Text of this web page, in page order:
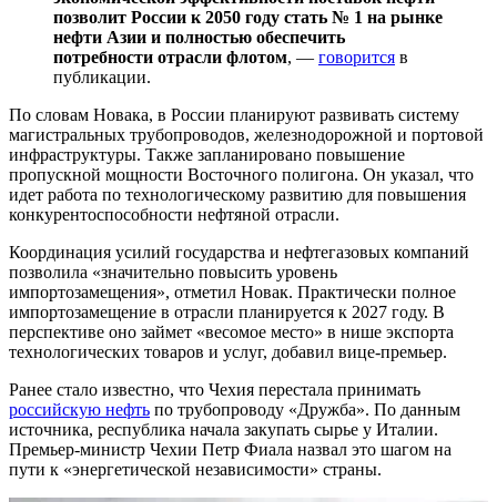
позволит России к 2050 году стать № 1 на рынке
нефти Азии и полностью обеспечить
потребности отрасли флотом, — говорится в
публикации.
По словам Новака, в России планируют развивать систему
магистральных трубопроводов, железнодорожной и портовой
инфраструктуры. Также запланировано повышение
пропускной мощности Восточного полигона. Он указал, что
идет работа по технологическому развитию для повышения
конкурентоспособности нефтяной отрасли.
Координация усилий государства и нефтегазовых компаний
позволила «значительно повысить уровень
импортозамещения», отметил Новак. Практически полное
импортозамещение в отрасли планируется к 2027 году. В
перспективе оно займет «весомое место» в нише экспорта
технологических товаров и услуг, добавил вице-премьер.
Ранее стало известно, что Чехия перестала принимать
российскую нефть по трубопроводу «Дружба». По данным
источника, республика начала закупать сырье у Италии.
Премьер-министр Чехии Петр Фиала назвал это шагом на
пути к «энергетической независимости» страны.